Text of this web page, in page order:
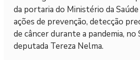
da portaria do Ministério da
ações de prevenção, detecção
de câncer durante a pandemia, no
deputada Tereza Nelma.